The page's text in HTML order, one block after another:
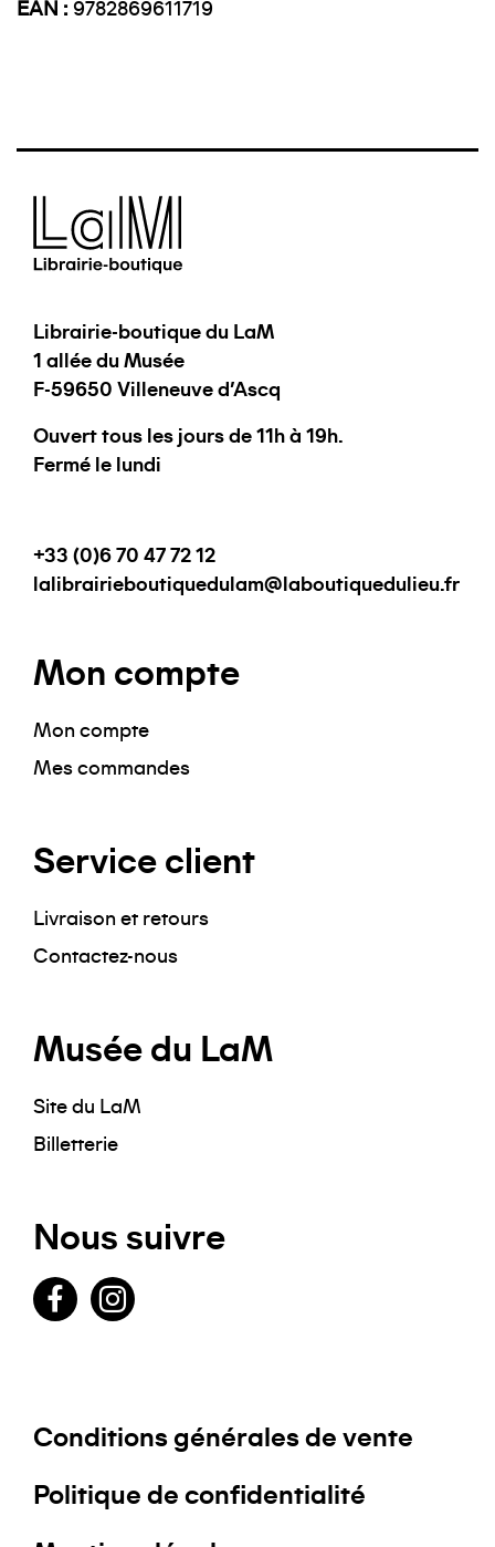
EAN
9782869611719
Librairie-boutique du LaM
1 allée du Musée
F-59650 Villeneuve d'Ascq
Ouvert tous les jours de 11h à 19h.
Fermé le lundi
+33 (0)6 70 47 72 12
lalibrairieboutiquedulam@laboutiquedulieu.fr
Mon compte
Mon compte
Mes commandes
Service client
Livraison et retours
Contactez-nous
Musée du LaM
Site du LaM
Billetterie
Nous suivre
FacebookInstagram
Conditions générales de vente
Politique de confidentialité